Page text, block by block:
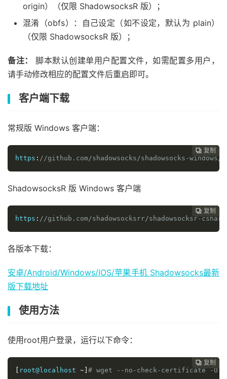
origin）（仅限 ShadowsocksR 版）；
混淆（obfs）：自己设定（如不设定，默认为 plain）
（仅限 ShadowsocksR 版）；
备注：
脚本默认创建单用户配置文件，如需配置多用户，
请手动修改相应的配置文件后重启即可。
客户端下载
常规版 Windows 客户端：
 复制
 复制
 复制
 复制
 复制
 复制
 复制
 复制
 复制
 复制
 复制
https : //github.com/shadowsocks/shadowsocks-windows/
ShadowsocksR 版 Windows 客户端
 复制
 复制
 复制
 复制
 复制
 复制
 复制
 复制
 复制
 复制
https : //github.com/shadowsocksrr/shadowsocksr-
各版本下载：
安卓/Android/Windows/IOS/苹果手机 Shadowsocks最新
版下载地址
使用方法
使用root用户登录，运行以下命令：
 复制
 复制
 复制
 复制
 复制
 复制
 复制
 复制
 复制
root@localhost ~] # wget --no-check-certificate -O